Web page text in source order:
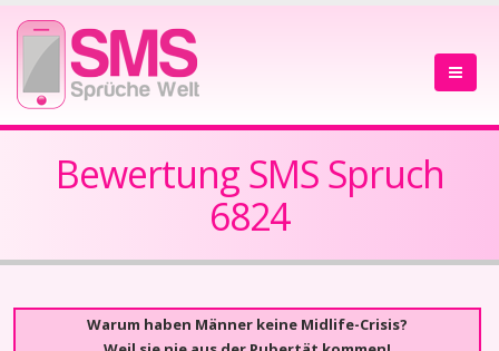
Bewertung SMS Spruch
6824
Warum haben Männer keine Midlife-Crisis?